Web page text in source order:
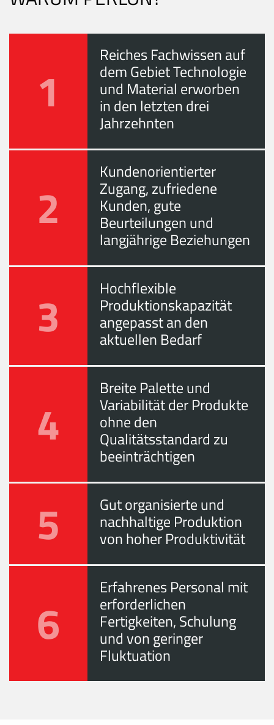
1
Reiches Fachwissen auf
dem Gebiet Technologie
und Material erworben
in den letzten drei
Jahrzehnten
2
Kundenorientierter
Zugang, zufriedene
Kunden, gute
Beurteilungen und
langjährige Beziehungen
3 Hochflexible
Produktionskapazität
angepasst an den
aktuellen Bedarf
4
Breite Palette und
Variabilität der Produkte
ohne den
Qualitätsstandard zu
beeinträchtigen
5 Gut organisierte und
nachhaltige Produktion
von hoher Produktivität
6
Erfahrenes Personal mit
erforderlichen
Fertigkeiten, Schulung
und von geringer
Fluktuation